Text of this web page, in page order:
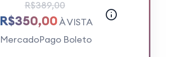
R$389,00
R$350,00À VISTA
MercadoPago Boleto